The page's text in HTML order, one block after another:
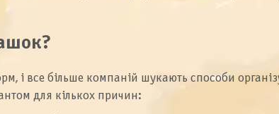
все більше компаній шукають способи
для кількох причин: